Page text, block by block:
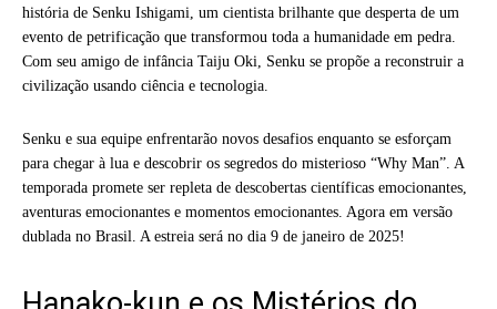
história de Senku Ishigami, um cientista brilhante que desperta de um
evento de petrificação que transformou toda a humanidade em pedra.
Com seu amigo de infância Taiju Oki, Senku se propõe a reconstruir a
civilização usando ciência e tecnologia.
Senku e sua equipe enfrentarão novos desafios enquanto se esforçam
para chegar à lua e descobrir os segredos do misterioso “Why Man”. A
temporada promete ser repleta de descobertas científicas emocionantes,
aventuras emocionantes e momentos emocionantes. Agora em versão
dublada no Brasil. A estreia será no dia 9 de janeiro de 2025!